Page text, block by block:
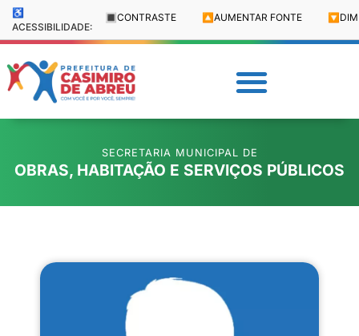
♿
ACESSIBILIDADE:
🔳 CONTRASTE 🔼 AUMENTAR FONTE 🔽
SECRETARIA MUNICIPAL DE
OBRAS, HABITAÇÃO E SERVIÇOS PÚBLICOS